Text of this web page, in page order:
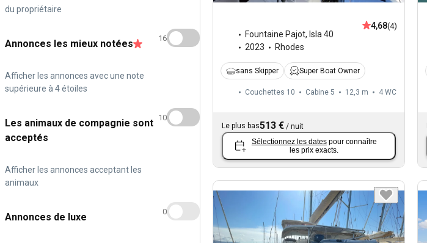
du propriétaire
Annonces les mieux notées
Afficher les annonces avec une note
supérieure à 4 étoiles
16
Les animaux de compagnie sont
acceptés
Afficher les annonces acceptant les
animaux
10
Annonces de luxe 0
Fountaine Pajot, Isla 40
2023
Rhodes
4,68(4)
sans Skipper Super Boat Owner
Couchettes 10 Cabine 5 12,3 m 4 WC
Le plus bas513 € / nuit
Sélectionnez les dates pour connaître
les prix exacts.